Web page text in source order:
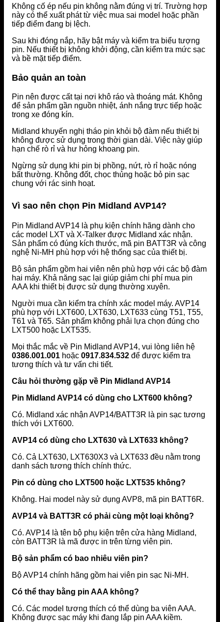
Không cố ép nếu pin không nằm đúng vị trí. Trường hợp
này có thể xuất phát từ việc mua sai model hoặc phần
tiếp điểm đang bị lệch.
Sau khi đóng nắp, hãy bật máy và kiểm tra biểu tượng
pin. Nếu thiết bị không khởi động, cần kiểm tra mức sạc
và bề mặt tiếp điểm.
Bảo quản an toàn
Pin nên được cất tại nơi khô ráo và thoáng mát. Không
để sản phẩm gần nguồn nhiệt, ánh nắng trực tiếp hoặc
trong xe đóng kín.
Midland khuyến nghị tháo pin khỏi bộ đàm nếu thiết bị
không được sử dụng trong thời gian dài. Việc này giúp
hạn chế rò rỉ và hư hỏng khoang pin.
Ngừng sử dụng khi pin bị phồng, nứt, rò rỉ hoặc nóng
bất thường. Không đốt, chọc thủng hoặc bỏ pin sạc
chung với rác sinh hoạt.
Vì sao nên chọn Pin Midland AVP14?
Pin Midland AVP14 là phụ kiện chính hãng dành cho
các model LXT và X-Talker được Midland xác nhận.
Sản phẩm có đúng kích thước, mã pin BATT3R và công
nghệ Ni-MH phù hợp với hệ thống sạc của thiết bị.
Bộ sản phẩm gồm hai viên nên phù hợp với các bộ đàm
hai máy. Khả năng sạc lại giúp giảm chi phí mua pin
AAA khi thiết bị được sử dụng thường xuyên.
Người mua cần kiểm tra chính xác model máy. AVP14
phù hợp với LXT600, LXT630, LXT633 cùng T51, T55,
T61 và T65. Sản phẩm không phải lựa chọn đúng cho
LXT500 hoặc LXT535.
Mọi thắc mắc về Pin Midland AVP14, vui lòng liên hệ
0386.001.001 hoặc 0917.834.532 để được kiểm tra
tương thích và tư vấn chi tiết.
Câu hỏi thường gặp về Pin Midland AVP14
Pin Midland AVP14 có dùng cho LXT600 không?
Có. Midland xác nhận AVP14/BATT3R là pin sạc tương
thích với LXT600.
AVP14 có dùng cho LXT630 và LXT633 không?
Có. Cả LXT630, LXT630X3 và LXT633 đều nằm trong
danh sách tương thích chính thức.
Pin có dùng cho LXT500 hoặc LXT535 không?
Không. Hai model này sử dụng AVP8, mã pin BATT6R.
AVP14 và BATT3R có phải cùng một loại không?
Có. AVP14 là tên bộ phụ kiện trên cửa hàng Midland,
còn BATT3R là mã được in trên từng viên pin.
Bộ sản phẩm có bao nhiêu viên pin?
Bộ AVP14 chính hãng gồm hai viên pin sạc Ni-MH.
Có thể thay bằng pin AAA không?
Có. Các model tương thích có thể dùng ba viên AAA.
Không được sạc máy khi đang lắp pin AAA kiềm.